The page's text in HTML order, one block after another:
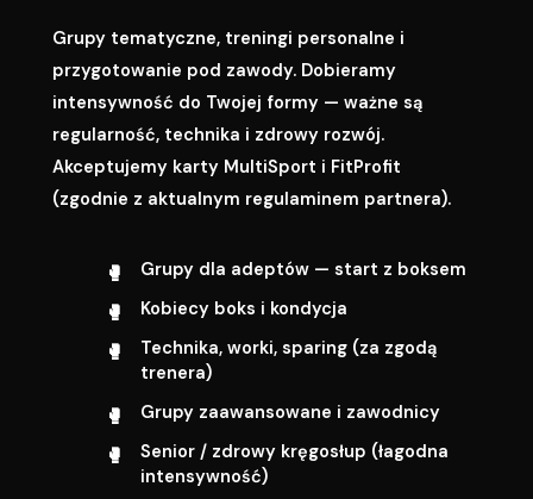
Grupy tematyczne, treningi personalne i
przygotowanie pod zawody. Dobieramy
intensywność do Twojej formy — ważne są
regularność, technika i zdrowy rozwój.
Akceptujemy karty MultiSport i FitProfit
(zgodnie z aktualnym regulaminem partnera).
Grupy dla adeptów — start z boksem
Kobiecy boks i kondycja
Technika, worki, sparing (za zgodą
trenera)
Grupy zaawansowane i zawodnicy
Senior / zdrowy kręgosłup (łagodna
intensywność)